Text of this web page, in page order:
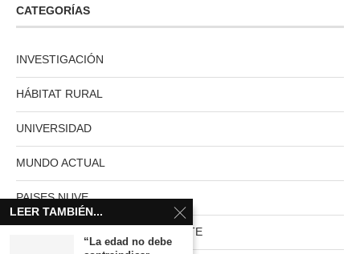
CATEGORÍAS
INVESTIGACIÓN
HÁBITAT RURAL
UNIVERSIDAD
MUNDO ACTUAL
PAISES NUVE
HABITAT RURAL AUTOSUFICIENTE
LEER TAMBIÉN...
“La edad no debe